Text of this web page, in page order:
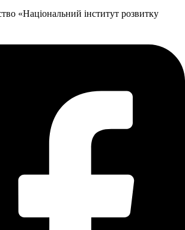
«Національний інститут розвитку